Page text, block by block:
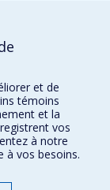
et de
témoins
et la
vos
à notre
à vos besoins.